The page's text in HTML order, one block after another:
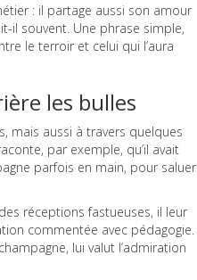
: il partage aussi son amour
il souvent. Une phrase simple,
le terroir et celui qui l’aura
les bulles
mais aussi à travers quelques
par exemple, qu’il avait
parfois en main, pour saluer
réceptions fastueuses, il leur
commentée avec pédagogie.
lui valut l’admiration